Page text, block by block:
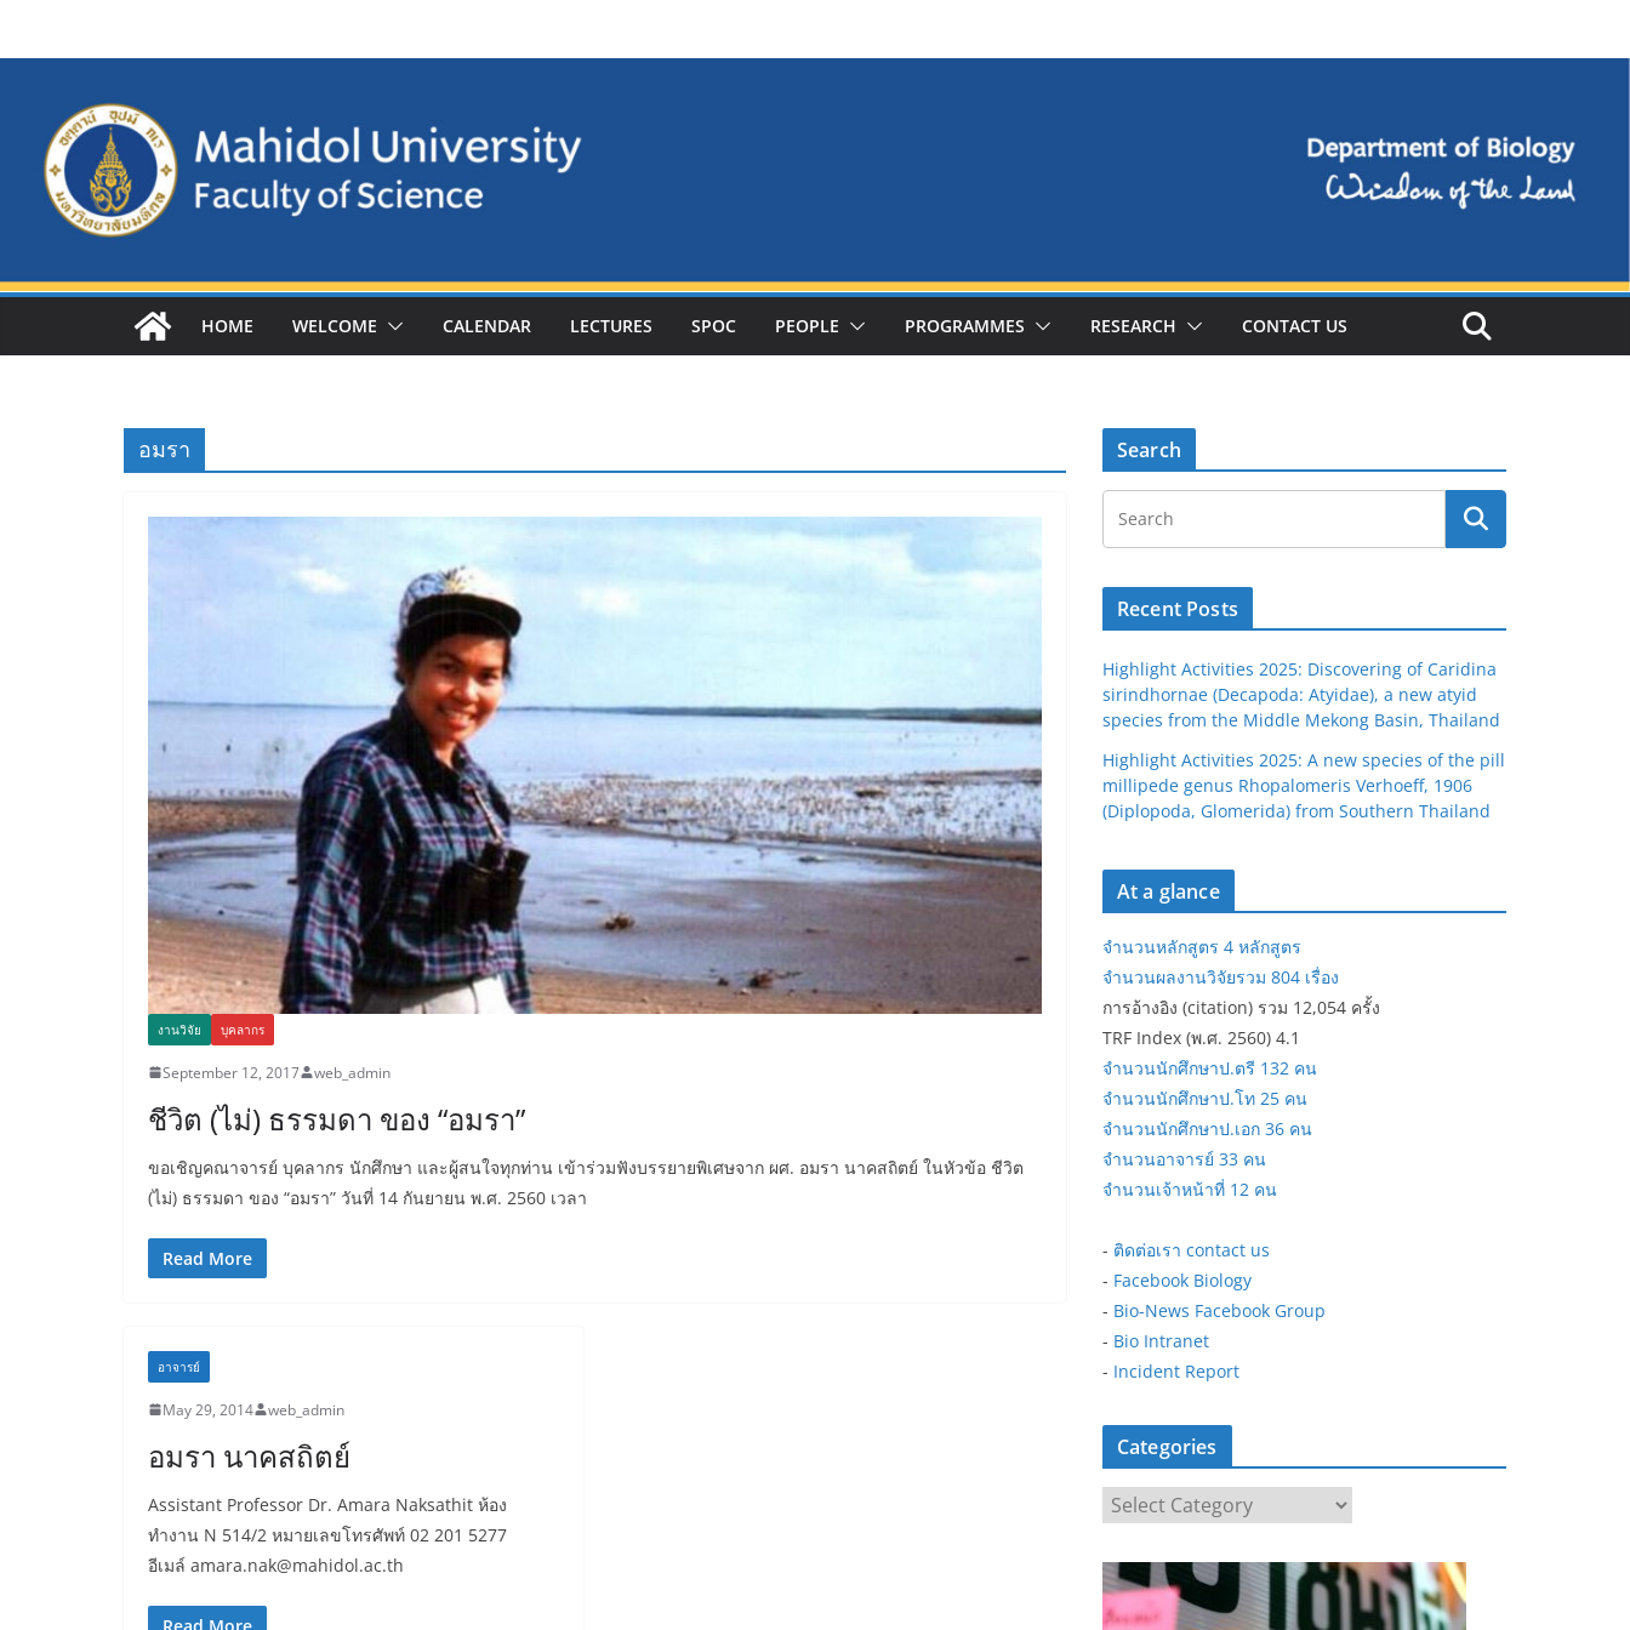
HOME WELCOME CALENDAR LECTURES SPOC PEOPLE PROGRAMMES RESEARCH CONTACT US
อมรา
งานวิจัย บุคลากร
September 12, 2017 web_admin
ชีวิต (ไม่) ธรรมดา ของ “อมรา”
ขอเชิญคณาจารย์ บุคลากร นักศึกษา และผู้สนใจทุกท่าน เข้าร่วมฟังบรรยายพิเศษจาก ผศ. อมรา นาคสถิตย์ ในหัวข้อ ชีวิต
(ไม่) ธรรมดา ของ “อมรา” วันที่ 14 กันยายน พ.ศ. 2560 เวลา
Read More
อาจารย์
May 29, 2014 web_admin
อมรา นาคสถิตย์
Assistant Professor Dr. Amara Naksathit ห้อง
ทำงาน N 514/2 หมายเลขโทรศัพท์ 02 201 5277
อีเมล์ amara.nak@mahidol.ac.th
Read More
Search
Recent Posts
Highlight Activities 2025: Discovering of Caridina
sirindhornae (Decapoda: Atyidae), a new atyid
species from the Middle Mekong Basin, Thailand
Highlight Activities 2025: A new species of the pill
millipede genus Rhopalomeris Verhoeff, 1906
(Diplopoda, Glomerida) from Southern Thailand
At a glance
จำนวนหลักสูตร 4 หลักสูตร
จำนวนผลงานวิจัยรวม 804 เรื่อง
การอ้างอิง (citation) รวม 12,054 ครั้ง
TRF Index (พ.ศ. 2560) 4.1
จำนวนนักศึกษาป.ตรี 132 คน
จำนวนนักศึกษาป.โท 25 คน
จำนวนนักศึกษาป.เอก 36 คน
จำนวนอาจารย์ 33 คน
จำนวนเจ้าหน้าที่ 12 คน
- ติดต่อเรา contact us
- Facebook Biology
- Bio-News Facebook Group
- Bio Intranet
- Incident Report
Categories
a
t
e
g